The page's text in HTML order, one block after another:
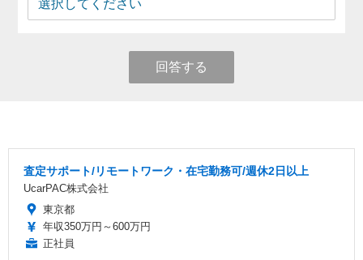
回答する
査定サポート/リモートワーク・在宅勤務可/週休2日以上
UcarPAC株式会社
東京都
年収350万円～600万円
正社員